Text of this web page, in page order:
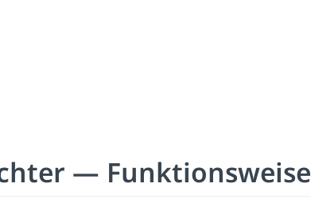
— Funktionsweise